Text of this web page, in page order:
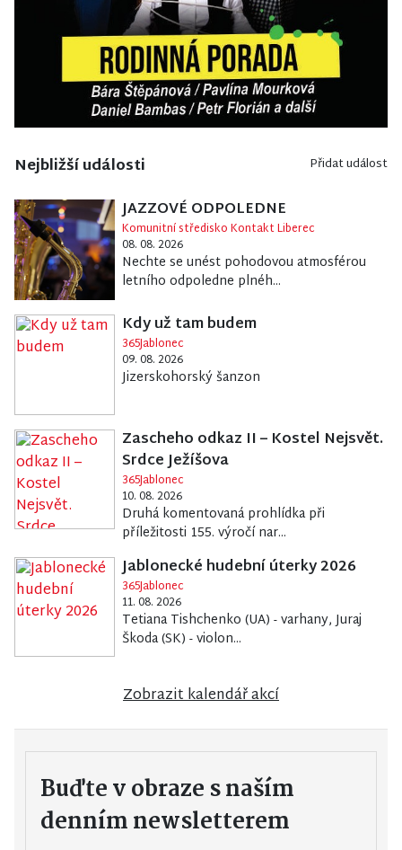
Nejbližší události Přidat událost
JAZZOVÉ ODPOLEDNE
Komunitní středisko Kontakt Liberec
08. 08. 2026
Nechte se unést pohodovou atmosférou
letního odpoledne plnéh...
Kdy už tam budem
365Jablonec
09. 08. 2026
Jizerskohorský šanzon
Zascheho odkaz II – Kostel Nejsvět.
Srdce Ježíšova
365Jablonec
10. 08. 2026
Druhá komentovaná prohlídka při
příležitosti 155. výročí nar...
Jablonecké hudební úterky 2026
365Jablonec
11. 08. 2026
Tetiana Tishchenko (UA) - varhany, Juraj
Škoda (SK) - violon...
Zobrazit kalendář akcí
Buďte v obraze s naším
denním newsletterem